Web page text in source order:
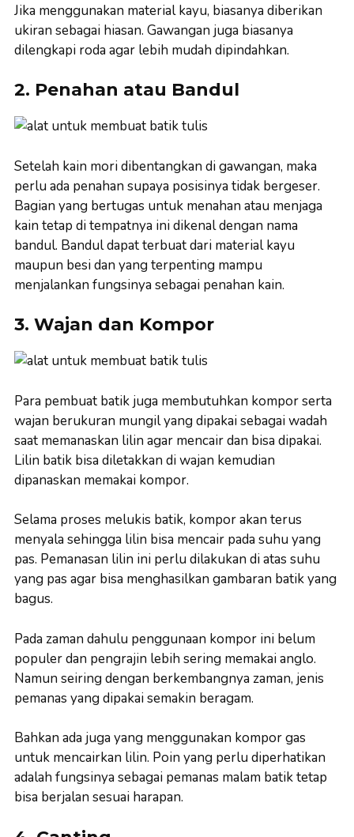
Jika menggunakan material kayu, biasanya diberikan
ukiran sebagai hiasan. Gawangan juga biasanya
dilengkapi roda agar lebih mudah dipindahkan.
2. Penahan atau Bandul
Setelah kain mori dibentangkan di gawangan, maka
perlu ada penahan supaya posisinya tidak bergeser.
Bagian yang bertugas untuk menahan atau menjaga
kain tetap di tempatnya ini dikenal dengan nama
bandul. Bandul dapat terbuat dari material kayu
maupun besi dan yang terpenting mampu
menjalankan fungsinya sebagai penahan kain.
3. Wajan dan Kompor
Para pembuat batik juga membutuhkan kompor serta
wajan berukuran mungil yang dipakai sebagai wadah
saat memanaskan lilin agar mencair dan bisa dipakai.
Lilin batik bisa diletakkan di wajan kemudian
dipanaskan memakai kompor.
Selama proses melukis batik, kompor akan terus
menyala sehingga lilin bisa mencair pada suhu yang
pas. Pemanasan lilin ini perlu dilakukan di atas suhu
yang pas agar bisa menghasilkan gambaran batik yang
bagus.
Pada zaman dahulu penggunaan kompor ini belum
populer dan pengrajin lebih sering memakai anglo.
Namun seiring dengan berkembangnya zaman, jenis
pemanas yang dipakai semakin beragam.
Bahkan ada juga yang menggunakan kompor gas
untuk mencairkan lilin. Poin yang perlu diperhatikan
adalah fungsinya sebagai pemanas malam batik tetap
bisa berjalan sesuai harapan.